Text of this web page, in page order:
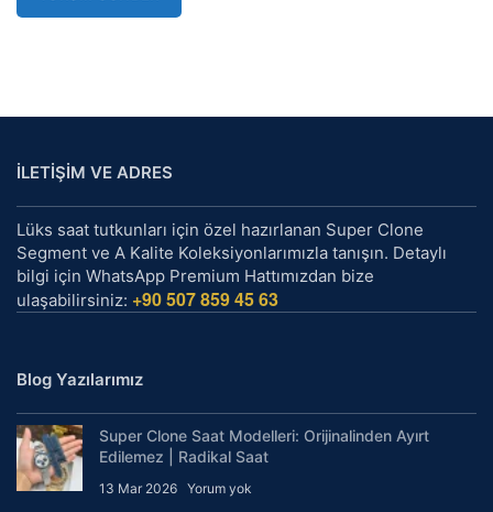
İLETİŞİM VE ADRES
Lüks saat tutkunları için özel hazırlanan Super Clone
Segment ve A Kalite Koleksiyonlarımızla tanışın. Detaylı
bilgi için WhatsApp Premium Hattımızdan bize
ulaşabilirsiniz: +90 507 859 45 63
Blog Yazılarımız
Super Clone Saat Modelleri: Orijinalinden Ayırt
Edilemez | Radikal Saat
13 Mar 2026 Yorum yok